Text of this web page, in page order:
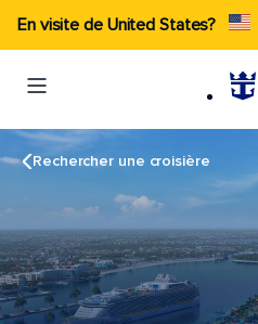
En visite de United States?
Rechercher une croisière